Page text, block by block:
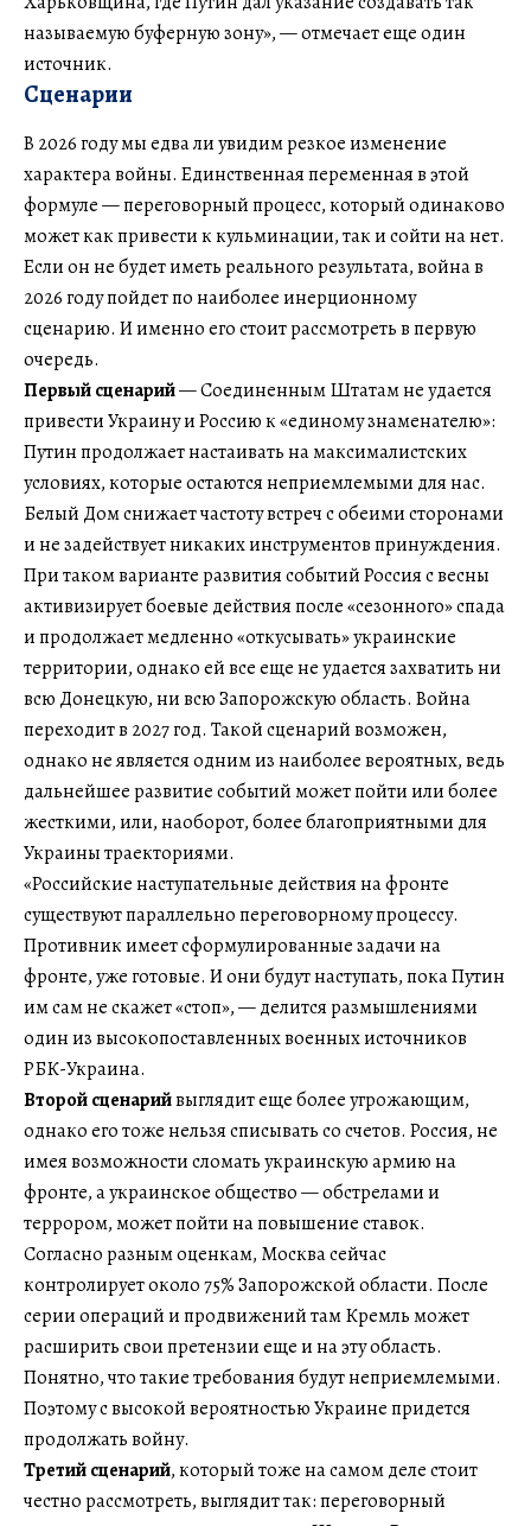
называемую буферную зону», — отмечает еще один
источник.
Сценарии
В 2026 году мы едва ли увидим резкое изменение
характера войны. Единственная переменная в этой
формуле — переговорный процесс, который одинаково
может как привести к кульминации, так и сойти на нет.
Если он не будет иметь реального результата, война в
2026 году пойдет по наиболее инерционному
сценарию. И именно его стоит рассмотреть в первую
очередь.
Первый сценарий— Соединенным Штатам не удается
привести Украину и Россию к «единому знаменателю»:
Путин продолжает настаивать на максималистских
условиях, которые остаются неприемлемыми для нас.
Белый Дом снижает частоту встреч с обеими сторонами
и не задействует никаких инструментов принуждения.
При таком варианте развития событий Россия с весны
активизирует боевые действия после «сезонного» спада
и продолжает медленно «откусывать» украинские
территории, однако ей все еще не удается захватить ни
всю Донецкую, ни всю Запорожскую область. Война
переходит в 2027 год. Такой сценарий возможен,
однако не является одним из наиболее вероятных, ведь
дальнейшее развитие событий может пойти или более
жесткими, или, наоборот, более благоприятными для
Украины траекториями.
«Российские наступательные действия на фронте
существуют параллельно переговорному процессу.
Противник имеет сформулированные задачи на
фронте, уже готовые. И они будут наступать, пока Путин
им сам не скажет «стоп», — делится размышлениями
один из высокопоставленных военных источников
РБК-Украина.
Второй сценарийвыглядит еще более угрожающим,
однако его тоже нельзя списывать со счетов. Россия, не
имея возможности сломать украинскую армию на
фронте, а украинское общество — обстрелами и
террором, может пойти на повышение ставок.
Согласно разным оценкам, Москва сейчас
контролирует около 75% Запорожской области. После
серии операций и продвижений там Кремль может
расширить свои претензии еще и на эту область.
Понятно, что такие требования будут неприемлемыми.
Поэтому с высокой вероятностью Украине придется
продолжать войну.
Третий сценарий, который тоже на самом деле стоит
честно рассмотреть, выглядит так: переговорный